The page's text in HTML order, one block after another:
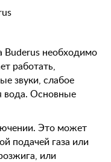
Buderus необходимо
работать,
звуки, слабое
вода. Основные
Это может
подачей газа или
или